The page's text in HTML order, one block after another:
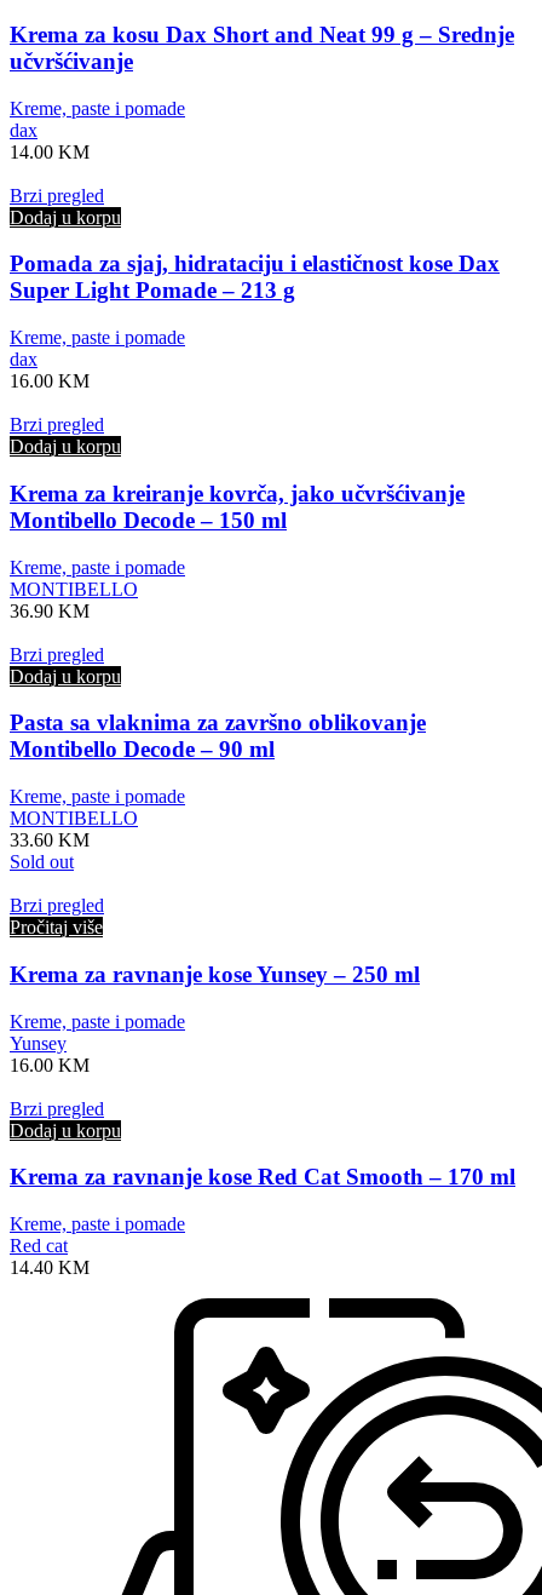
Krema za kosu Dax Short and Neat 99 g – Srednje
učvršćivanje
Kreme, paste i pomade
dax
14.00 KM
Brzi pregled
Dodaj u korpu
Pomada za sjaj, hidrataciju i elastičnost kose Dax
Super Light Pomade – 213 g
Kreme, paste i pomade
dax
16.00 KM
Brzi pregled
Dodaj u korpu
Krema za kreiranje kovrča, jako učvršćivanje
Montibello Decode – 150 ml
Kreme, paste i pomade
MONTIBELLO
36.90 KM
Brzi pregled
Dodaj u korpu
Pasta sa vlaknima za završno oblikovanje
Montibello Decode – 90 ml
Kreme, paste i pomade
MONTIBELLO
33.60 KM
Sold out
Brzi pregled
Pročitaj više
Krema za ravnanje kose Yunsey – 250 ml
Kreme, paste i pomade
Yunsey
16.00 KM
Brzi pregled
Dodaj u korpu
Krema za ravnanje kose Red Cat Smooth – 170 ml
Kreme, paste i pomade
Red cat
14.40 KM